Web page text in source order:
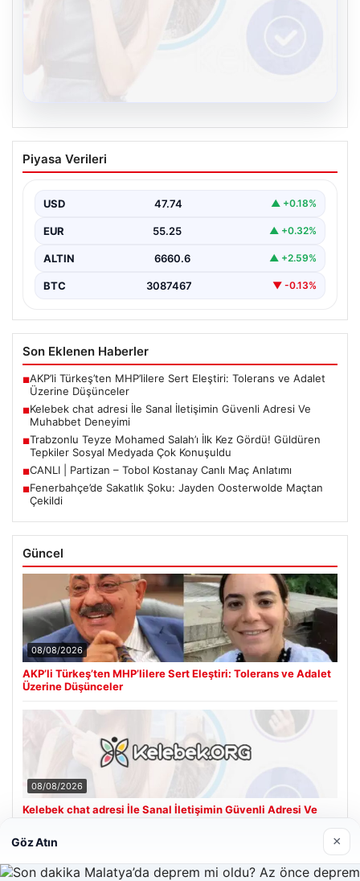
Kelebek chat adresi İle Sanal İletişimin
Güvenli Adresi Ve Muhabbet Deneyimi
sağlaması büyük bir hassasiyet taşımaktadır. Güncel
olarak…
Piyasa Verileri
USD 47.74 ▲ +0.18%
EUR 55.25 ▲ +0.32%
ALTIN 6660.6 ▲ +2.59%
BTC 3087467 ▼ -0.13%
Son Eklenen Haberler
■AKP’li Türkeş’ten MHP’lilere Sert Eleştiri: Tolerans ve Adalet
Üzerine Düşünceler
■Kelebek chat adresi İle Sanal İletişimin Güvenli Adresi Ve
Muhabbet Deneyimi
■Trabzonlu Teyze Mohamed Salah’ı İlk Kez Gördü! Güldüren
Tepkiler Sosyal Medyada Çok Konuşuldu
■CANLI | Partizan – Tobol Kostanay Canlı Maç Anlatımı
■Fenerbahçe’de Sakatlık Şoku: Jayden Oosterwolde Maçtan
Çekildi
Güncel
08/08/2026
AKP’li Türkeş’ten MHP’lilere Sert Eleştiri: Tolerans ve Adalet
Üzerine Düşünceler
08/08/2026
Kelebek chat adresi İle Sanal İletişimin Güvenli Adresi Ve
Göz Atın ×